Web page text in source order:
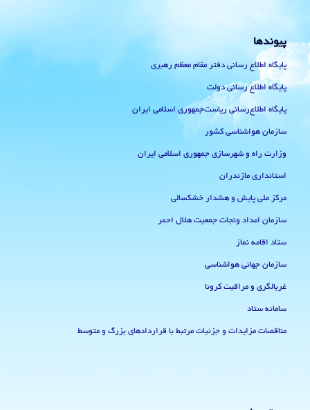
پیوندها
پایگاه اطلاع رسانی دفتر مقام معظم رهبری
پایگاه اطلاع رسانی دولت
پایگاه اطلاع‌رسانی ریاست‌جمهوری اسلامی ایران
سازمان هواشناسی کشور
وزارت راه و شهرسازی جمهوری اسلامی ایران
استانداری مازندران
مرکز ملی پایش و هشدار خشکسالی
سازمان امداد ونجات جمعیت هلال احمر
ستاد اقامه نماز
سازمان جهانی هواشناسی
غربالگری و مراقبت کرونا
سامانه ستاد
مناقصات مزایدات و جزئیات مرتبط با قراردادهای بزرگ و متوسط